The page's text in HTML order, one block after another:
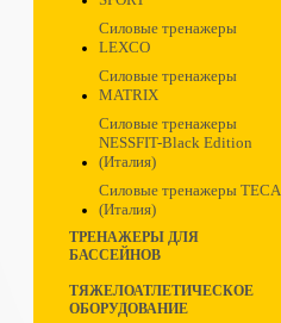
Силовые тренажеры
LEXCO
Силовые тренажеры
MATRIX
Силовые тренажеры
NESSFIT-Black Edition
(Италия)
Силовые тренажеры TECA
(Италия)
ТРЕНАЖЕРЫ ДЛЯ
БАССЕЙНОВ
ТЯЖЕЛОАТЛЕТИЧЕСКОЕ
ОБОРУДОВАНИЕ